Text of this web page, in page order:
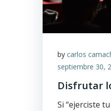
by carlos
septiembre 30,
Disfrutar
Si “ejerciste